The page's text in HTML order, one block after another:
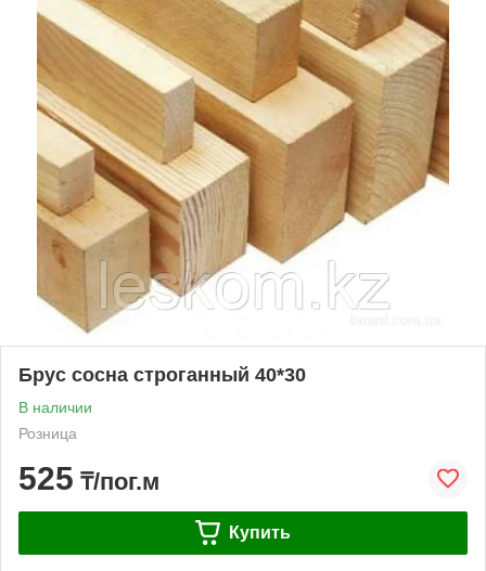
Брус сосна строганный 40*30
В наличии
Розница
525 ₸/пог.м
Купить